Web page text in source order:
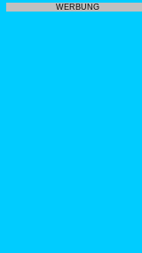
WERBUNG